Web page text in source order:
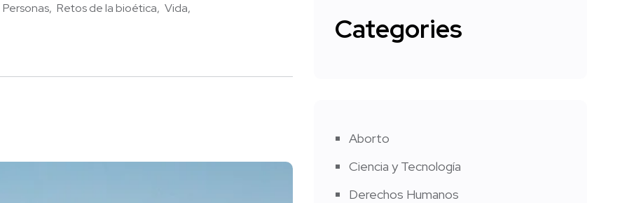
Personas Retos de la bioética Vida
Categories
Aborto
Ciencia y Tecnología
Derechos Humanos